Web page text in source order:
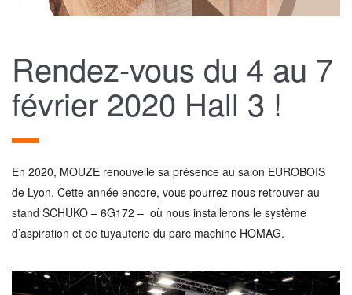
Rendez-vous du 4 au 7
février 2020 Hall 3 !
En 2020, MOUZE renouvelle sa présence au salon EUROBOIS
de Lyon. Cette année encore, vous pourrez nous retrouver au
stand SCHUKO – 6G172 – où nous installerons le système
d’aspiration et de tuyauterie du parc machine HOMAG.